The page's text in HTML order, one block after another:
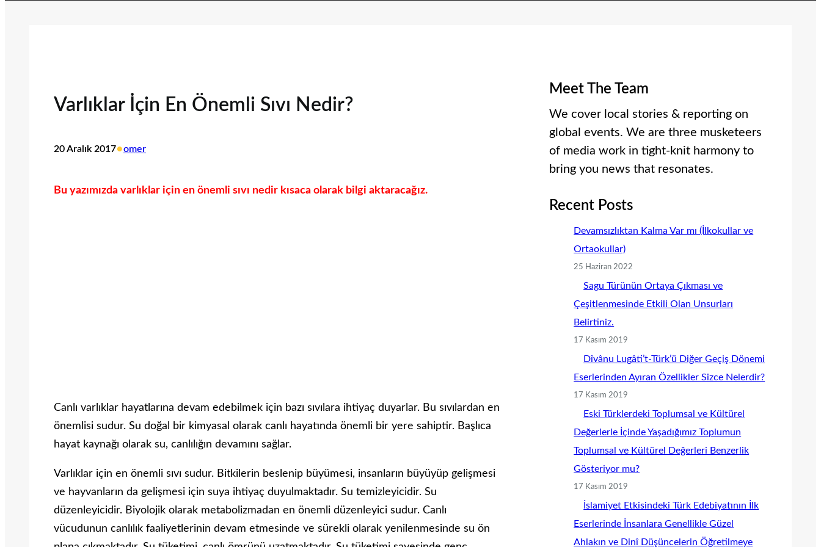
Varlıklar İçin En Önemli Sıvı Nedir?
20 Aralık 2017•omer
Bu yazımızda varlıklar için en önemli sıvı nedir kısaca olarak bilgi aktaracağız.
Canlı varlıklar hayatlarına devam edebilmek için bazı sıvılara ihtiyaç duyarlar. Bu sıvılardan en
önemlisi sudur. Su doğal bir kimyasal olarak canlı hayatında önemli bir yere sahiptir. Başlıca
hayat kaynağı olarak su, canlılığın devamını sağlar.
Varlıklar için en önemli sıvı sudur. Bitkilerin beslenip büyümesi, insanların büyüyüp gelişmesi
ve hayvanların da gelişmesi için suya ihtiyaç duyulmaktadır. Su temizleyicidir. Su
düzenleyicidir. Biyolojik olarak metabolizmadan en önemli düzenleyici sudur. Canlı
vücudunun canlılık faaliyetlerinin devam etmesinde ve sürekli olarak yenilenmesinde su ön
Meet The Team
We cover local stories & reporting on
global events. We are three musketeers
of media work in tight-knit harmony to
bring you news that resonates.
Recent Posts
Devamsızlıktan Kalma Var mı (İlkokullar ve
Ortaokullar)
25 Haziran 2022
Sagu Türünün Ortaya Çıkması ve
Çeşitlenmesinde Etkili Olan Unsurları
Belirtiniz.
17 Kasım 2019
Dîvânu Lugâti’t-Türk’ü Diğer Geçiş Dönemi
Eserlerinden Ayıran Özellikler Sizce Nelerdir?
17 Kasım 2019
Eski Türklerdeki Toplumsal ve Kültürel
Değerlerle İçinde Yaşadığımız Toplumun
Toplumsal ve Kültürel Değerleri Benzerlik
Gösteriyor mu?
17 Kasım 2019
İslamiyet Etkisindeki Türk Edebiyatının İlk
Eserlerinde İnsanlara Genellikle Güzel
Ahlakın ve Dinî Düşüncelerin Öğretilmeye